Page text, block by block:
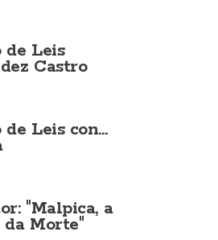
Leis
Castro
Leis con...
"Malpica, a
da Morte"